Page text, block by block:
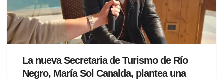
La nueva Secretaria de Turismo de Río
Negro, María Sol Canalda, plantea una